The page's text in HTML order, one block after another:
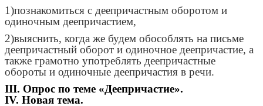
1)познакомиться с деепричастным оборотом и
одиночным деепричастием,
2)выяснить, когда же будем обособлять на письме
деепричастный оборот и одиночное деепричастие, а
также грамотно употреблять деепричастные
обороты и одиночные деепричастия в речи.
III. Опрос по теме «Деепричастие».
IV. Новая тема.